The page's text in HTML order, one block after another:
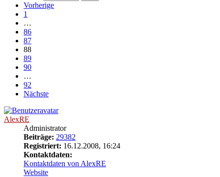
Vorherige
1
…
86
87
88
89
90
…
92
Nächste
AlexRE
Administrator
Beiträge: 29382
Registriert: 16.12.2008, 16:24
Kontaktdaten:
Kontaktdaten von AlexRE
Website